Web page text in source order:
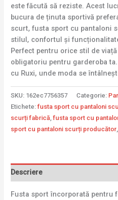
este făcută să reziste. Acest
bucura de ținuta sportivă
scurt, fusta sport cu pantaloni
stilul, confortul și
Perfect pentru orice stil de
obligatoriu pentru garderoba
cu Ruxi, unde moda se
SKU: 162ec7756357 Categorie:
Etichete:fusta sport cu pantaloni
scurți fabrică,fusta sport cu
sport cu pantaloni scurți producător,
Descriere
Fusta sport încorporată pentru